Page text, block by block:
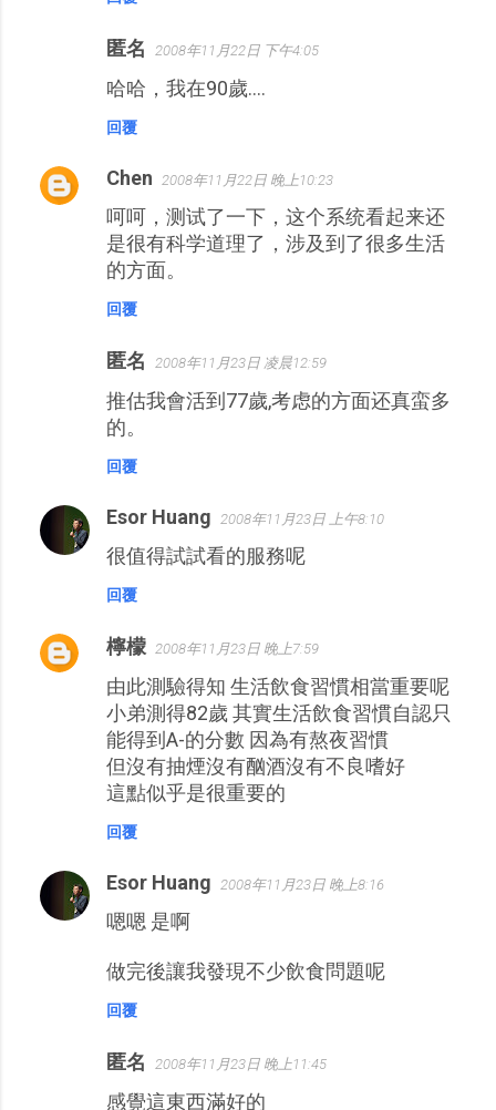
匿名 2008年11月22日 下午4:05
哈哈，我在90歲....
回覆
Chen 2008年11月22日 晚上10:23
呵呵，测试了一下，这个系统看起来还
是很有科学道理了，涉及到了很多生活
的方面。
回覆
匿名 2008年11月23日 凌晨12:59
推估我會活到77歲,考虑的方面还真蛮多
的。
回覆
Esor Huang 2008年11月23日 上午8:10
很值得試試看的服務呢
回覆
檸檬 2008年11月23日 晚上7:59
由此測驗得知 生活飲食習慣相當重要呢
小弟測得82歲 其實生活飲食習慣自認只
能得到A-的分數 因為有熬夜習慣
但沒有抽煙沒有酗酒沒有不良嗜好
這點似乎是很重要的
回覆
Esor Huang 2008年11月23日 晚上8:16
嗯嗯 是啊
做完後讓我發現不少飲食問題呢
回覆
匿名 2008年11月23日 晚上11:45
感覺這東西滿好的